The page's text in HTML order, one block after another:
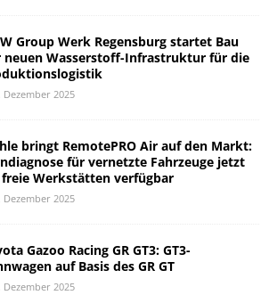
Group Werk Regensburg startet Bau
neuen Wasserstoff-Infrastruktur für die
Dezember 2025
bringt RemotePRO Air auf den Markt:
für vernetzte Fahrzeuge jetzt
Werkstätten verfügbar
Dezember 2025
Gazoo Racing GR GT3: GT3-
auf Basis des GR GT
Dezember 2025